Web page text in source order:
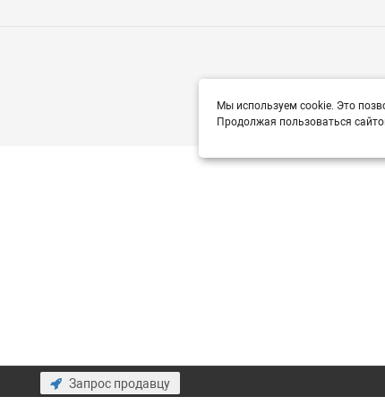
Мы используем cookie. Это
Продолжая пользоваться
Запрос продавцу